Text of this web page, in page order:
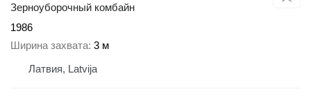
Зерноуборочный комбайн
1986
Ширина захвата 3 м
Латвия, Latvija